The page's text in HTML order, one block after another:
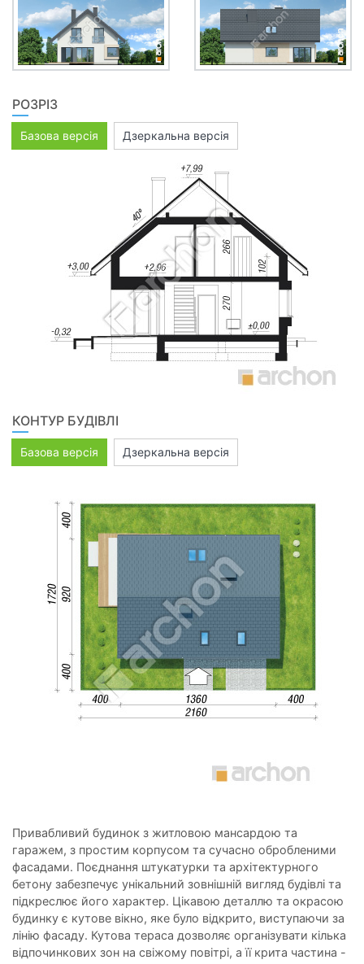
РОЗРІЗ
Базова версія Дзеркальна версія
КОНТУР БУДІВЛІ
Базова версія Дзеркальна версія
Привабливий будинок з житловою мансардою та
гаражем, з простим корпусом та сучасно обробленими
фасадами. Поєднання штукатурки та архітектурного
бетону забезпечує унікальний зовнішній вигляд будівлі та
підкреслює його характер. Цікавою деталлю та окрасою
будинку є кутове вікно, яке було відкрито, виступаючи за
лінію фасаду. Кутова тераса дозволяє організувати кілька
відпочинкових зон на свіжому повітрі, а її крита частина -